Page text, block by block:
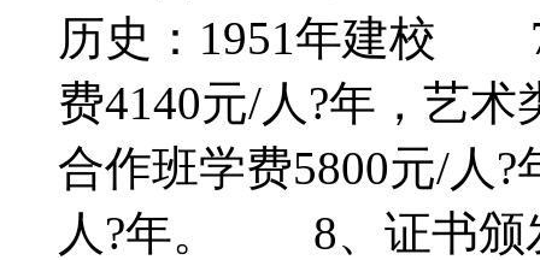
历史：1951年建校 7
费4140元/人?年，艺
合作班学费5800元/人
人?年。 8、证书颁